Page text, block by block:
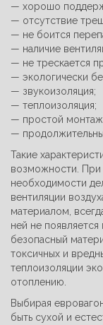
— хорошо
— отсутствие
— не боится
— наличие
— не трескается
— экологически
— звукоизоляция;
— теплоизоляция;
— простой
—
Такие
возможности.
необходимости
вентиляции
материалом,
ней не
безопасный
токсичных и
теплоизоляции
отоплению.
Выбирая
быть сухой и